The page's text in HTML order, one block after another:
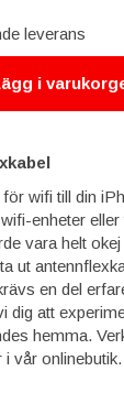
leverans
i
wifi till din
enheter
vara helt
ut
en del
dig att
hemma.
vår onlinebutik.